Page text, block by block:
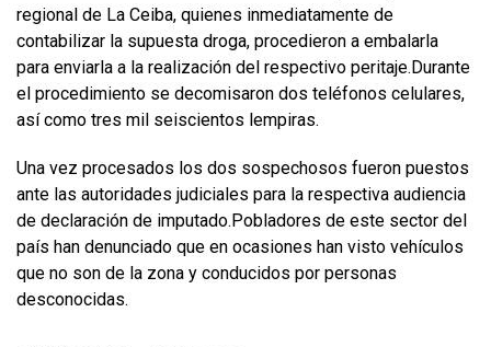
regional de La Ceiba, quienes inmediatamente de
contabilizar la supuesta droga, procedieron a embalarla
para enviarla a la realización del respectivo peritaje.Durante
el procedimiento se decomisaron dos teléfonos celulares,
así como tres mil seiscientos lempiras.
Una vez procesados los dos sospechosos fueron puestos
ante las autoridades judiciales para la respectiva audiencia
de declaración de imputado.Pobladores de este sector del
país han denunciado que en ocasiones han visto vehículos
que no son de la zona y conducidos por personas
desconocidas.